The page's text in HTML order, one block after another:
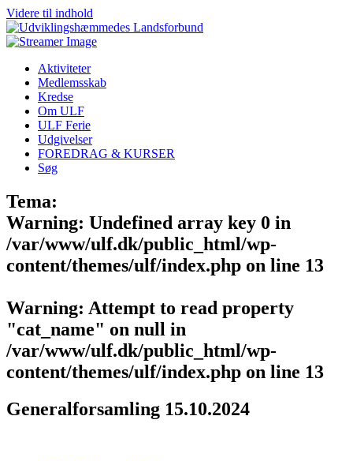
Videre til indhold
Aktiviteter
Medlemsskab
Kredse
Om ULF
ULF Ferie
Udgivelser
FOREDRAG & KURSER
Søg
Tema:
Warning: Undefined array key 0 in
/var/www/ulf.dk/public_html/wp-
content/themes/ulf/index.php on line 13
Warning: Attempt to read property
"cat_name" on null in
/var/www/ulf.dk/public_html/wp-
content/themes/ulf/index.php on line 13
Generalforsamling 15.10.2024